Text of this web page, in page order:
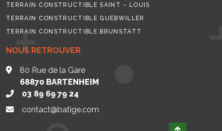
NOUS RETROUVER
80 Rue de la Gare
68870 BARTENHEIM
03 89 69 79 24
contact@batige.com
TERRAIN CONSTRUCTIBLE SAINT – LOUIS
TERRAIN CONSTRUCTIBLE GUEBWILLER
TERRAIN CONSTRUCTIBLE BRUNSTATT